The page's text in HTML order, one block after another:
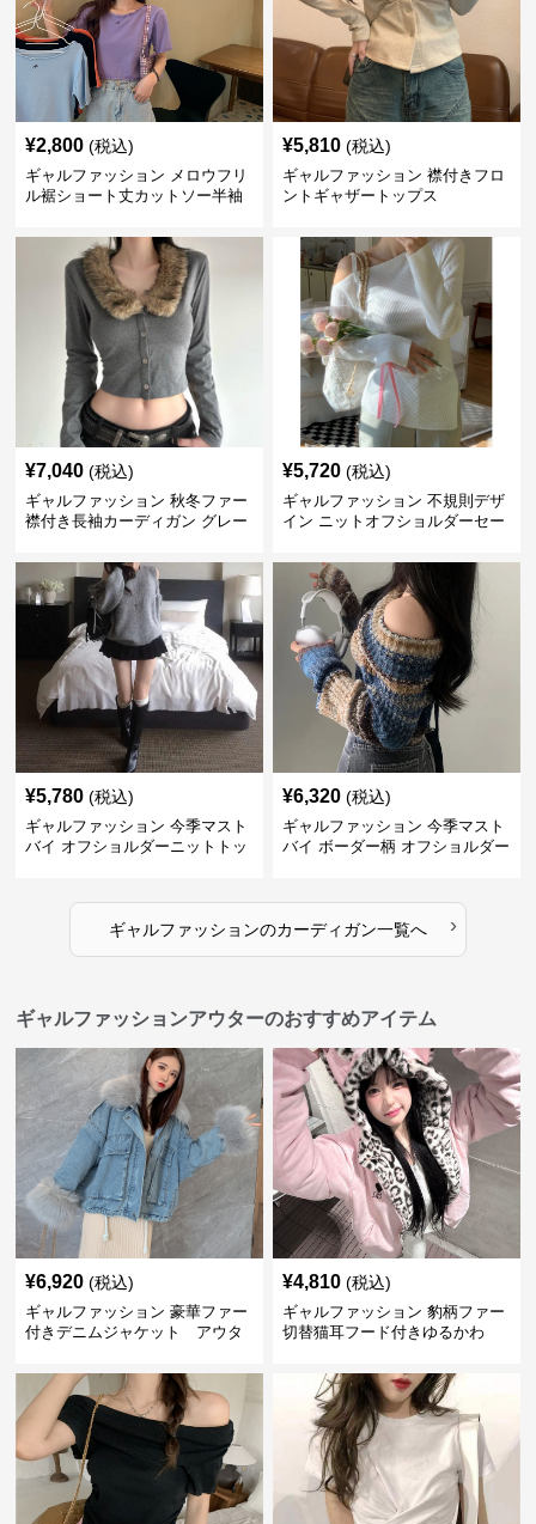
¥2,800 (税込)
ギャルファッション メロウフリ
ル裾ショート丈カットソー半袖
¥5,810 (税込)
ギャルファッション 襟付きフロ
ントギャザートップス
¥7,040 (税込)
ギャルファッション 秋冬ファー
襟付き長袖カーディガン グレー
¥5,720 (税込)
ギャルファッション 不規則デザ
イン ニットオフショルダーセー
¥5,780 (税込)
ギャルファッション 今季マスト
バイ オフショルダーニットトッ
¥6,320 (税込)
ギャルファッション 今季マスト
バイ ボーダー柄 オフショルダー
ギャルファッションのカーディガン一覧へ ›
ギャルファッションアウターのおすすめアイテム
¥6,920 (税込)
ギャルファッション 豪華ファー
付きデニムジャケット アウタ
¥4,810 (税込)
ギャルファッション 豹柄ファー
切替猫耳フード付きゆるかわ